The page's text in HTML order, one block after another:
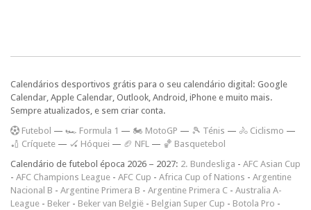
Calendários desportivos grátis para o seu calendário digital: Google
Calendar, Apple Calendar, Outlook, Android, iPhone e muito mais.
Sempre atualizados, e sem criar conta.
Futebol — 🏎️ Formula 1 — 🏍 MotoGP — 🎾 Ténis — 🚴 Ciclismo —
🏏 Críquete — 🏑 Hóquei — 🏈 NFL — 🏀 Basquetebol
Calendário de futebol época 2026 – 2027: 2. Bundesliga - AFC Asian Cup
- AFC Champions League - AFC Cup - Africa Cup of Nations - Argentine
Nacional B - Argentine Primera B - Argentine Primera C - Australia A-
League - Beker - Beker van België - Belgian Super Cup - Botola Pro -